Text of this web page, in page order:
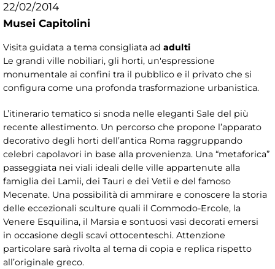
22/02/2014
Musei Capitolini
Visita guidata a tema consigliata ad adulti
Le grandi ville nobiliari, gli horti, un'espressione
monumentale ai confini tra il pubblico e il privato che si
configura come una profonda trasformazione urbanistica.
L’itinerario tematico si snoda nelle eleganti Sale del più
recente allestimento. Un percorso che propone l’apparato
decorativo degli horti dell’antica Roma raggruppando
celebri capolavori in base alla provenienza. Una “metaforica”
passeggiata nei viali ideali delle ville appartenute alla
famiglia dei Lamii, dei Tauri e dei Vetii e del famoso
Mecenate. Una possibilità di ammirare e conoscere la storia
delle eccezionali sculture quali il Commodo-Ercole, la
Venere Esquilina, il Marsia e sontuosi vasi decorati emersi
in occasione degli scavi ottocenteschi. Attenzione
particolare sarà rivolta al tema di copia e replica rispetto
all’originale greco.